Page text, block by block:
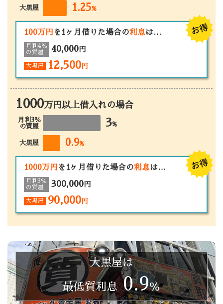
大黒屋 1.25%
100万円 を1ヶ月借りた場合の利息は…
月利4％
の質屋
40,000 円
大黒屋 12,500 円
1000万円以上借入れの場合
月利 3％
の質屋
3%
大黒屋 0.9%
1000万円 を1ヶ月借りた場合の利息は…
月利3％
の質屋
300,000 円
大黒屋 90,000 円
大黒屋は
最低質利息0.9％